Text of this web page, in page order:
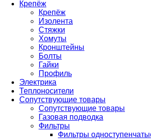
Крепёж
Крепёж
Изолента
Стяжки
Хомуты
Кронштейны
Болты
Гайки
Профиль
Электрика
Теплоносители
Сопутствующие товары
Сопутствующие товары
Газовая подводка
Фильтры
Фильтры